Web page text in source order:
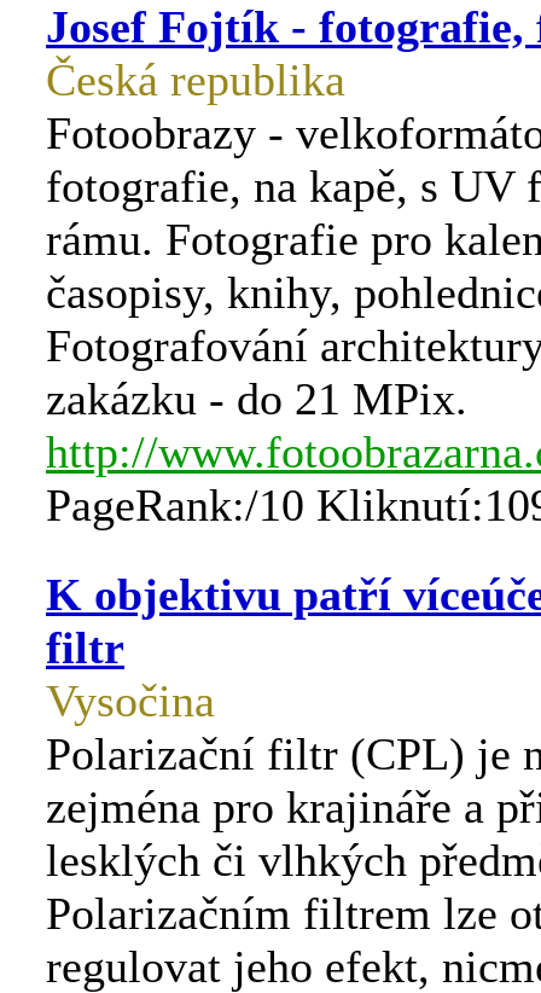
Josef Fojtík - fotografie,
Česká republika
Fotoobrazy -
fotografie, na kapě, s UV
rámu. Fotografie pro
časopisy, knihy,
Fotografování
zakázku - do 21 MPix.
http://
PageRank:/10
K objektivu patří
filtr
Vysočina
Polarizační filtr (CPL) je
zejména pro krajináře a
lesklých či vlhkých
Polarizačním filtrem lze
regulovat jeho efekt,